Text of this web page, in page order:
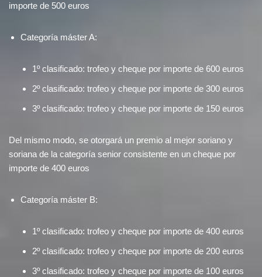
importe de 500 euros
Categoría máster A:
1º clasificado: trofeo y cheque por importe de 600 euros
2º clasificado: trofeo y cheque por importe de 300 euros
3º clasificado: trofeo y cheque por importe de 150 euros
Del mismo modo, se otorgará un premio al mejor soriano y
soriana de la categoría senior consistente en un cheque por
importe de 400 euros
Categoría máster B:
1º clasificado: trofeo y cheque por importe de 400 euros
2º clasificado: trofeo y cheque por importe de 200 euros
3º clasificado: trofeo y cheque por importe de 100 euros